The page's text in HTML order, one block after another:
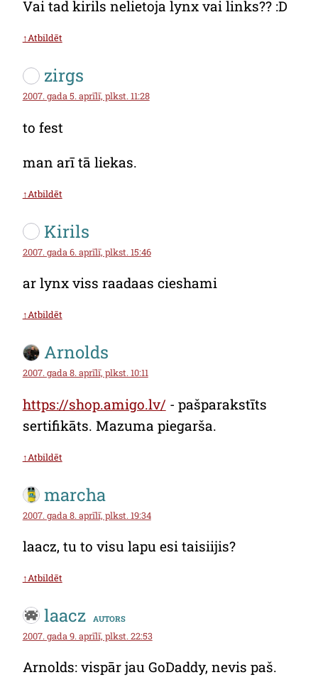
Vai tad kirils nelietoja lynx vai links?? :D
↑Atbildēt
zirgs
2007. gada 5. aprīlī, plkst. 11:28
to fest
man arī tā liekas.
↑Atbildēt
Kirils
2007. gada 6. aprīlī, plkst. 15:46
ar lynx viss raadaas cieshami
↑Atbildēt
Arnolds
2007. gada 8. aprīlī, plkst. 10:11
https://shop.amigo.lv/ - pašparakstīts
sertifikāts. Mazuma piegarša.
↑Atbildēt
marcha
2007. gada 8. aprīlī, plkst. 19:34
laacz, tu to visu lapu esi taisiijis?
↑Atbildēt
laacz autors
2007. gada 9. aprīlī, plkst. 22:53
Arnolds: vispār jau GoDaddy, nevis paš.